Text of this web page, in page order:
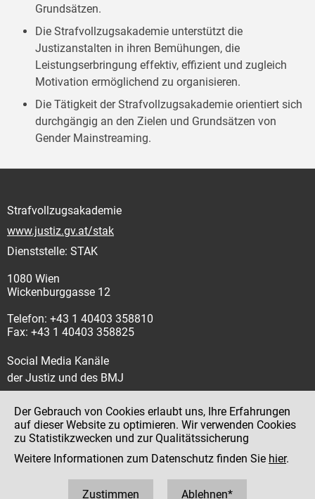
Grundsätzen.
Die Strafvollzugsakademie unterstützt die
Justizanstalten in ihren Bemühungen, die
Leistungserbringung effektiv, effizient und zugleich
Motivation ermöglichend zu organisieren.
Die Tätigkeit der Strafvollzugsakademie orientiert sich
durchgängig an den Zielen und Grundsätzen von
Gender Mainstreaming.
Strafvollzugsakademie
www.justiz.gv.at/stak
Dienststelle: STAK
1080 Wien
Wickenburggasse 12
Telefon: +43 1 40403 358810
Fax: +43 1 40403 358825
Social Media Kanäle
der Justiz und des BMJ
Impressum
Datenschutz
Der Gebrauch von Cookies erlaubt uns, Ihre Erfahrungen
auf dieser Website zu optimieren. Wir verwenden Cookies
zu Statistikzwecken und zur Qualitätssicherung
Weitere Informationen zum Datenschutz finden Sie hier.
Zustimmen Ablehnen*